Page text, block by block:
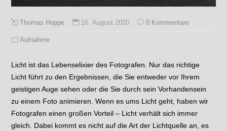
Thomas Hoppe 16. August 2020 0 Kommentare
Aufnahme
Licht ist das Lebenselixier des Fotografen. Nur das richtige
Licht führt zu den Ergebnissen, die Sie entweder vor Ihrem
geistigen Auge sehen oder die Sie durch sein Vorhandensein
zu einem Foto animieren. Wenn es ums Licht geht, haben wir
Fotografen einen großen Vorteil – Licht verhält sich immer
gleich. Dabei kommt es nicht auf die Art der Lichtquelle an, es